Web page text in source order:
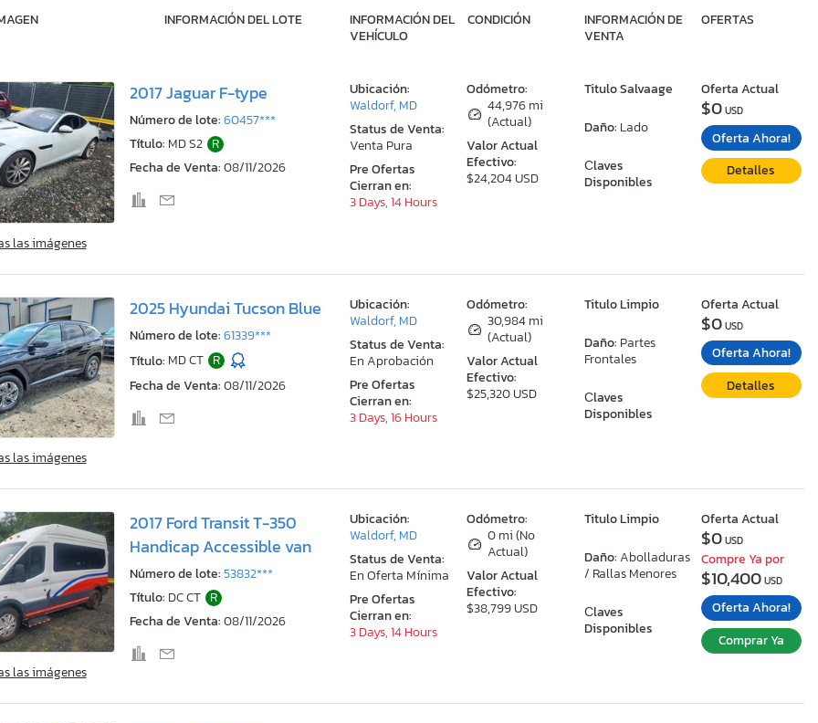
INFORMACIÓN DEL LOTE
INFORMACIÓN DEL
VEHÍCULO
CONDICIÓN
INFORMACIÓN DE
VENTA
OFERTAS
las imágenes
2017 Jaguar F-type
Número de lote:60457***
Título: MD S2 R
Fecha de Venta:08/11/2026
Odómetro:
44,976 mi
(Actual)
Valor Actual
Efectivo:
$24,204 USD
Titulo Salvaage
Daño: Lado
Сlaves
Disponibles
Ubicación:
Waldorf, MD
Status de Venta:
Venta Pura
Pre Ofertas
Cierran en:
3 Days, 14 Hours
Oferta Actual
$0USD
Oferta Ahora!
Detalles
las imágenes
2025 Hyundai Tucson Blue
Número de lote:61339***
Título: MD CT R
Fecha de Venta:08/11/2026
Odómetro:
30,984 mi
(Actual)
Valor Actual
Efectivo:
$25,320 USD
Titulo Limpio
Daño: Partes
Frontales
Сlaves
Disponibles
Ubicación:
Waldorf, MD
Status de Venta:
En Aprobación
Pre Ofertas
Cierran en:
3 Days, 16 Hours
Oferta Actual
$0USD
Oferta Ahora!
Detalles
las imágenes
2017 Ford Transit T-350
Handicap Accessible van
Número de lote:53832***
Título: DC CT R
Fecha de Venta:08/11/2026
Odómetro:
0 mi (No
Actual)
Valor Actual
Efectivo:
$38,799 USD
Titulo Limpio
Daño: Abolladuras
/ Rallas Menores
Сlaves
Disponibles
Ubicación:
Waldorf, MD
Status de Venta:
En Oferta Mínima
Pre Ofertas
Cierran en:
3 Days, 14 Hours
Oferta Actual
$0USD
Compre Ya por
$10,400USD
Oferta Ahora!
Comprar Ya